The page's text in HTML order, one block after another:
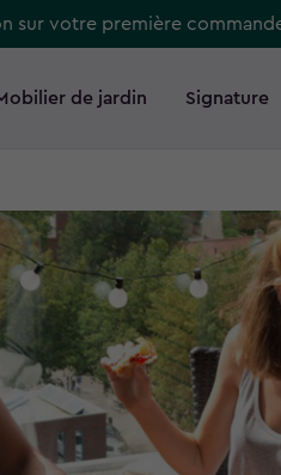
sur votre première
de jardin Signature